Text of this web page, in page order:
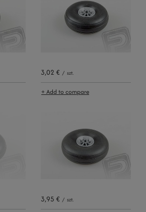
3,02 € / szt.
+ Add to compare
3,95 € / szt.